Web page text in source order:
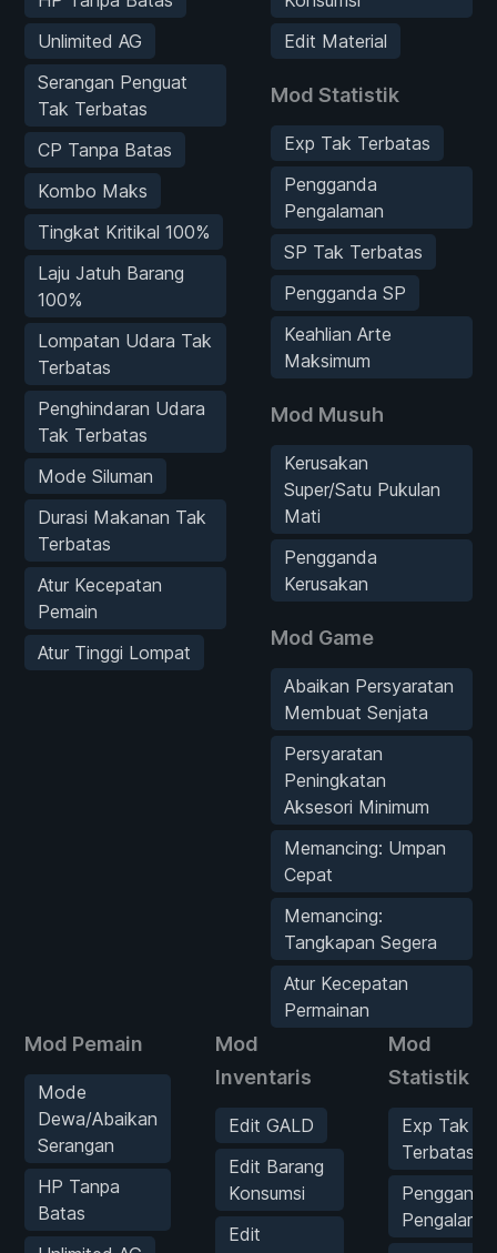
Unlimited AG
Serangan Penguat
Tak Terbatas
CP Tanpa Batas
Kombo Maks
Tingkat Kritikal 100%
Laju Jatuh Barang
100%
Lompatan Udara Tak
Terbatas
Penghindaran Udara
Tak Terbatas
Mode Siluman
Durasi Makanan Tak
Terbatas
Atur Kecepatan
Pemain
Atur Tinggi Lompat
Edit Material
Mod Statistik
Exp Tak Terbatas
Pengganda
Pengalaman
SP Tak Terbatas
Pengganda SP
Keahlian Arte
Maksimum
Mod Musuh
Kerusakan
Super/Satu Pukulan
Mati
Pengganda
Kerusakan
Mod Game
Abaikan Persyaratan
Membuat Senjata
Persyaratan
Peningkatan
Aksesori Minimum
Memancing: Umpan
Cepat
Memancing:
Tangkapan Segera
Atur Kecepatan
Permainan
Mod Pemain
Mode
Dewa/Abaikan
Serangan
HP Tanpa
Batas
Mod
Inventaris
Edit GALD
Edit Barang
Konsumsi
Edit
Mod
Statistik
Exp Tak
Terbatas
Pengganda